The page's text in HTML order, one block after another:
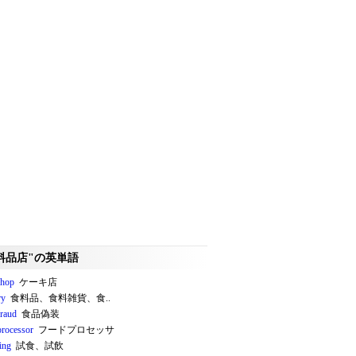
品店"の英単語
ケーキ店
食料品、食料雑貨、食..
食品偽装
フードプロセッサ
試食、試飲